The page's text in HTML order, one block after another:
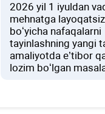
2026 yil 1 iyuldan
mehnatga
boʻyicha nafaqalarni
tayinlashning yangi
amaliyotda e’tibor
lozim boʻlgan